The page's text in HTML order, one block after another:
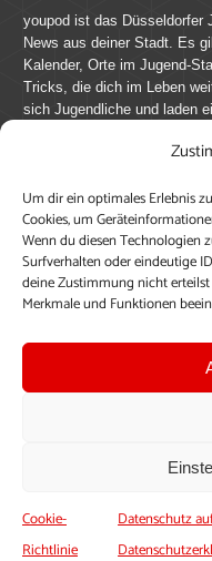
Um dir ein optimales Erlebnis
Cookies, um
Wenn du diesen Technologien
Surfverhalten oder eindeutige
deine Zustimmung nicht
Merkmale und Funktionen
Cookie-
Richtlinie
Datenschutz
youpod ist das Düsseldorfer
News aus deiner Stadt. Es
Kalender, Orte im Jugend-
Tricks, die dich im Leben
sich Jugendliche und laden
youpod.de lebt von
journalistische Erfahrung,
veröffentliche deine
dich anmelden, um alle
Profil anzulegen, eigene